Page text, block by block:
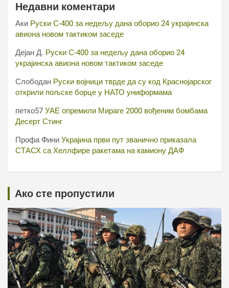
Недавни коментари
Аки Руски С-400 за недељу дана оборио 24 украјинска
авиона новом тактиком заседе
Дејан Д. Руски С-400 за недељу дана оборио 24
украјинска авиона новом тактиком заседе
Слободан Руски војници тврде да су код Краснојарског
открили пољске борце у НАТО униформама
петко57 УАЕ опремили Мираге 2000 вођеним бомбама
Десерт Стинг
Профа Фини Украјина први пут званично приказала
СТАСХ са Хеллфире ракетама на камиону ДАФ
Ако сте пропустили